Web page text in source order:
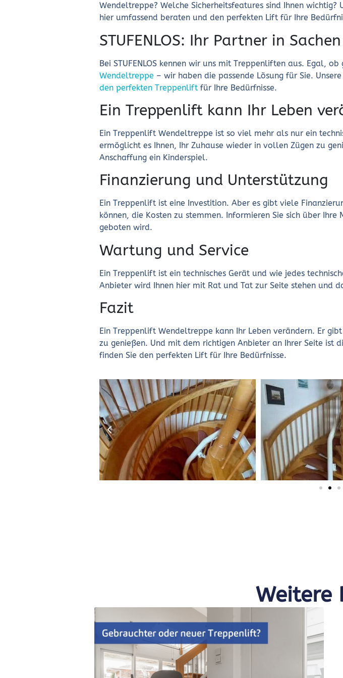
Wendeltreppe? Welche Sicherheitsfeatures sind Ihnen
hier umfassend beraten und den perfekten Lift für Ihre
STUFENLOS: Ihr Partner in
Bei STUFENLOS kennen wir uns mit Treppenliften aus. Egal,
Wendeltreppe – wir haben die passende Lösung für Sie.
den perfekten Treppenlift für Ihre Bedürfnisse.
Ein Treppenlift kann Ihr Leben
Ein Treppenlift Wendeltreppe ist so viel mehr als nur ein
ermöglicht es Ihnen, Ihr Zuhause wieder in vollen Zügen zu
Anschaffung ein Kinderspiel.
Finanzierung und Unterstützung
Ein Treppenlift ist eine Investition. Aber es gibt viele
können, die Kosten zu stemmen. Informieren Sie sich über
geboten wird.
Wartung und Service
Ein Treppenlift ist ein technisches Gerät und wie jedes
Anbieter wird Ihnen hier mit Rat und Tat zur Seite stehen und
Fazit
Ein Treppenlift Wendeltreppe kann Ihr Leben verändern. Er
zu genießen. Und mit dem richtigen Anbieter an Ihrer Seite ist
finden Sie den perfekten Lift für Ihre Bedürfnisse.
Weitere